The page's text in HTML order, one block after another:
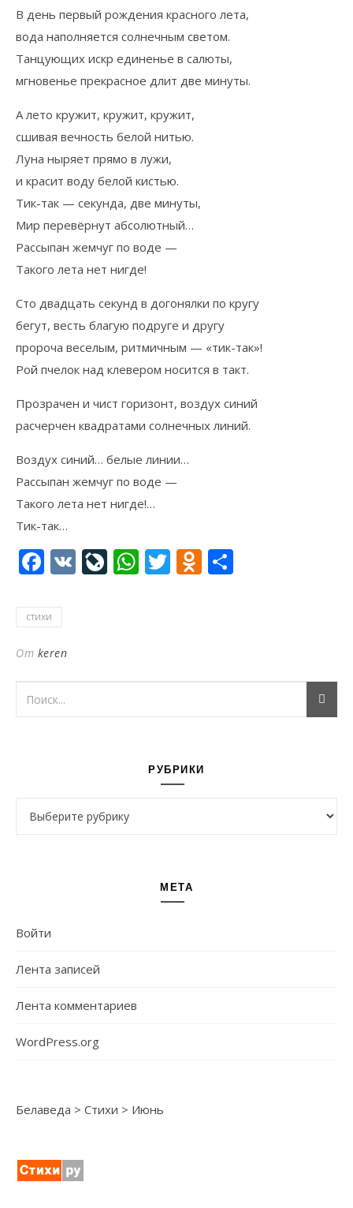
В день первый рождения красного лета,
вода наполняется солнечным светом.
Танцующих искр единенье в салюты,
мгновенье прекрасное длит две минуты.
А лето кружит, кружит, кружит,
сшивая вечность белой нитью.
Луна ныряет прямо в лужи,
и красит воду белой кистью.
Тик-так — секунда, две минуты,
Мир перевёрнут абсолютный…
Рассыпан жемчуг по воде —
Такого лета нет нигде!
Сто двадцать секунд в догонялки по кругу
бегут, весть благую подруге и другу
пророча веселым, ритмичным — «тик-так»!
Рой пчелок над клевером носится в такт.
Прозрачен и чист горизонт, воздух синий
расчерчен квадратами солнечных линий.
Воздух синий… белые линии…
Рассыпан жемчуг по воде —
Такого лета нет нигде!…
Тик-так…
Facebook
VK LiveJournal
WhatsApp
Twitter
стихи
От keren
РУБРИКИ
МЕТА
Войти
Лента записей
Лента комментариев
WordPress.org
Белаведа > Стихи > Июнь